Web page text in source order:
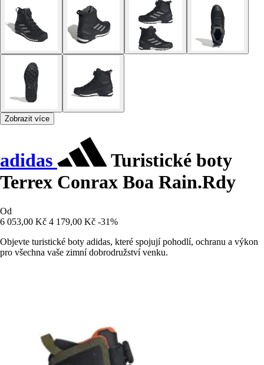
Zobrazit více
adidas
Turistické boty
Terrex Conrax Boa Rain.Rdy
Od
6 053,00 Kč 4 179,00 Kč -31%
Objevte turistické boty adidas, které spojují pohodlí, ochranu a výkon
pro všechna vaše zimní dobrodružství venku.